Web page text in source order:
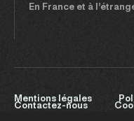
En France et à
Mentions légales
Contactez-nous